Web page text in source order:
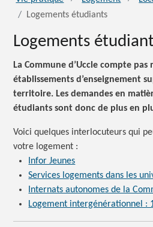
Logements étudiants
Logements
La Commune d’Uccle compte pas
établissements d’enseignement
territoire. Les demandes en
étudiants sont donc de plus en
Voici quelques interlocuteurs qui
votre logement :
Infor Jeunes
Services logements dans les
Internats autonomes de la
Logement intergénérationnel :